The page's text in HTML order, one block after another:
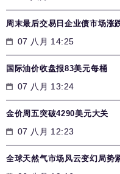
周末最后交易日企业债市场涨
07 八月 14:25
国际油价收盘报83美元每桶
07 八月 13:24
金价周五突破4290美元大关
07 八月 12:23
全球天然气市场风云变幻局势